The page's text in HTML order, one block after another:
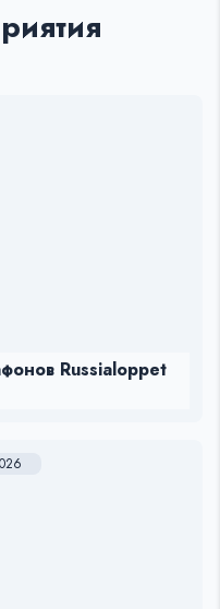
Russialoppet